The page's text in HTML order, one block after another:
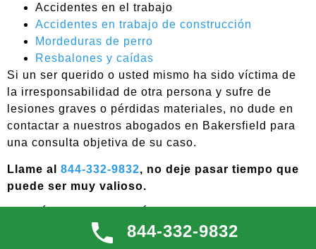
Accidentes en el trabajo
Accidentes en trabajo de construcción
Mordeduras de perro
Resbalones y caídas
Si un ser querido o usted mismo ha sido víctima de
la irresponsabilidad de otra persona y sufre de
lesiones graves o pérdidas materiales, no dude en
contactar a nuestros abogados en Bakersfield para
una consulta objetiva de su caso.
Llame al 844-332-9832, no deje pasar tiempo que
puede ser muy valioso.
PARA MI PRIMERA CONSULTA CON UN
844-332-9832